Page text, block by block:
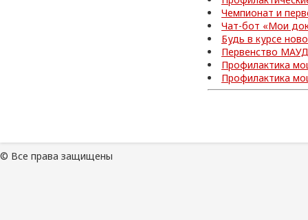
Чемпионат и
Чат-бот «Мои
Будь в курсе
Первенство
Профилактика
Профилактика
© Все права защищены